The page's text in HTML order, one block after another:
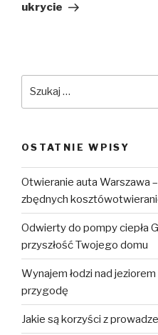
ukrycie
OSTATNIE WPISY
Otwieranie auta Warszawa
zbędnych
Odwierty do pompy ciepła
przyszłość Twojego domu
Wynajem łodzi nad
przygodę
Jakie są korzyści z